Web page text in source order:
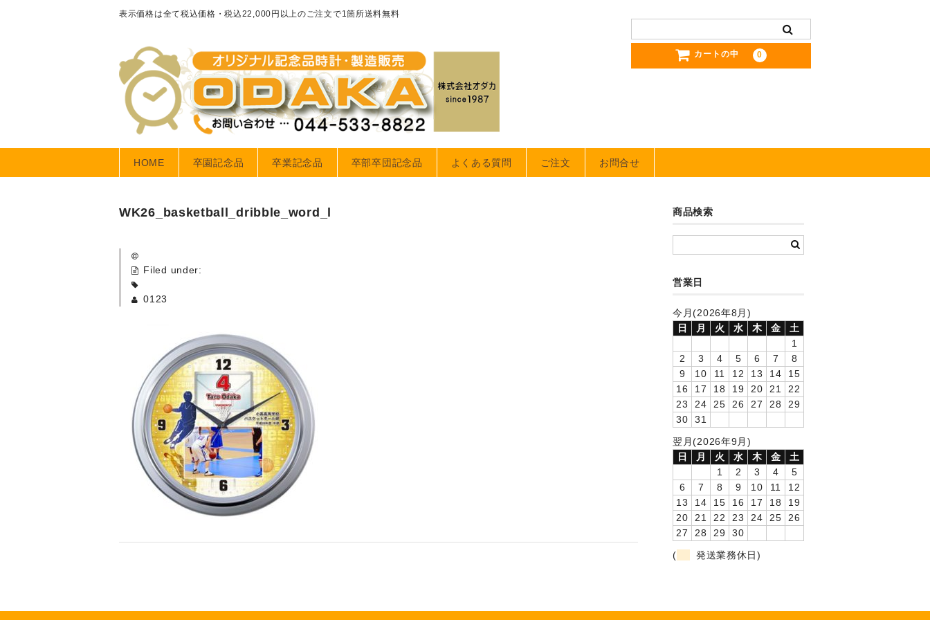
表示価格は全て税込価格・税込22,000円以上のご注文で1箇所送料無料
カートの中 0
HOME 卒園記念品 卒業記念品 卒部卒団記念品 よくある質問 ご注文 お問合せ
WK26_basketball_dribble_word_l
Filed under:
0123
商品検索
営業日
今月(2026年8月)
日
月 火 水 木 金
土
1
2
3 4 5 6 7
8
9
10 11 12 13 14
15
16
17 18 19 20 21
22
23
24 25 26 27 28
29
30
31
翌月(2026年9月)
日
月 火 水 木 金
土
1
2 3 4
5
6
7 8 9 10 11
12
13
14 15 16 17 18
19
20
21 22 23 24 25
26
27
28 29
30
(
発送業務休日)